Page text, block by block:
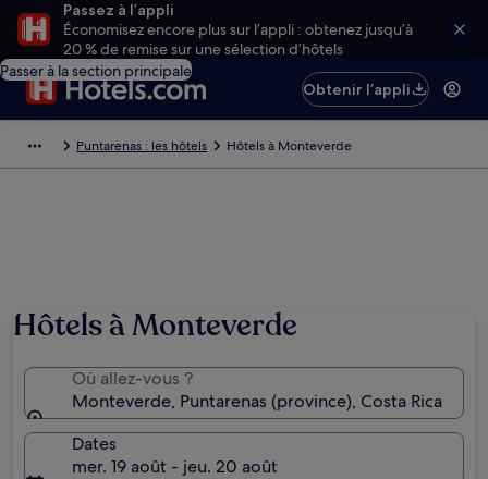
Passez à l’appli
Économisez encore plus sur l’appli : obtenez jusqu’à
20 % de remise sur une sélection d’hôtels
Passer à la section principale
Obtenir l’appli
Puntarenas : les hôtels Hôtels à Monteverde
Hôtels à Monteverde
Où allez-vous ?
Monteverde, Puntarenas (province), Costa Rica
Dates
mer. 19 août - jeu. 20 août